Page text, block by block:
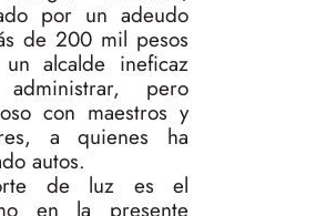
por un adeudo
de 200 mil pesos
alcalde ineficaz
pero
con maestros y
a quienes ha
autos.
de luz es el